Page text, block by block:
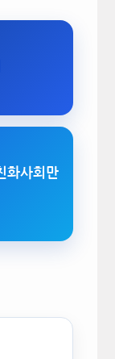
화사회만